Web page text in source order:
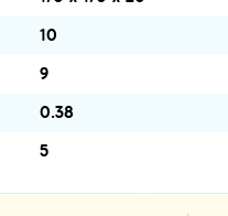
10
9
0.38
5